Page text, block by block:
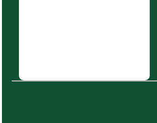
8 : قيس بن عَبد الملك بن قيس بن مخرمة